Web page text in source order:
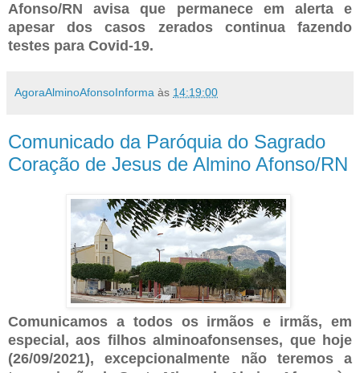
Afonso/RN avisa que permanece em alerta e
apesar dos casos zerados continua fazendo
testes para Covid-19.
AgoraAlminoAfonsoInforma às 14:19:00
Comunicado da Paróquia do Sagrado
Coração de Jesus de Almino Afonso/RN
Comunicamos a todos os irmãos e irmãs, em
especial, aos filhos alminoafonsenses, que hoje
(26/09/2021), excepcionalmente não teremos a